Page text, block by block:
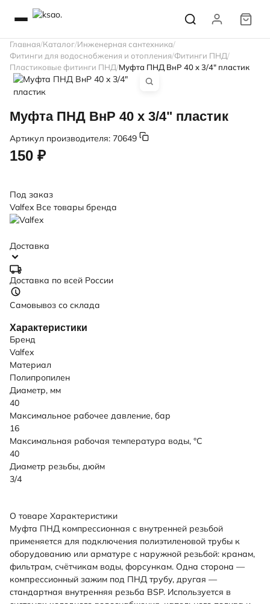
Главная Каталог Инженерная сантехника
Фитинги для водоснобжения и отопления Фитинги ПНД
Пластиковые фитинги ПНД Муфта ПНД ВнР 40 x 3/4" пластик
Муфта ПНД ВнР 40 x 3/4" пластик
Артикул производителя: 70649
150 ₽
Под заказ
Valfex Все товары бренда
Доставка
Доставка по всей России
Самовывоз со склада
Характеристики
Бренд
Valfex
Материал
Полипропилен
Диаметр, мм
40
Максимальное рабочее давление, бар
16
Максимальная рабочая температура воды, °C
40
Диаметр резьбы, дюйм
3/4
О товаре Характеристики
Муфта ПНД компрессионная с внутренней резьбой
применяется для подключения полиэтиленовой трубы к
оборудованию или арматуре с наружной резьбой: кранам,
фильтрам, счётчикам воды, форсункам. Одна сторона —
компрессионный зажим под ПНД трубу, другая —
стандартная внутренняя резьба BSP. Используется в